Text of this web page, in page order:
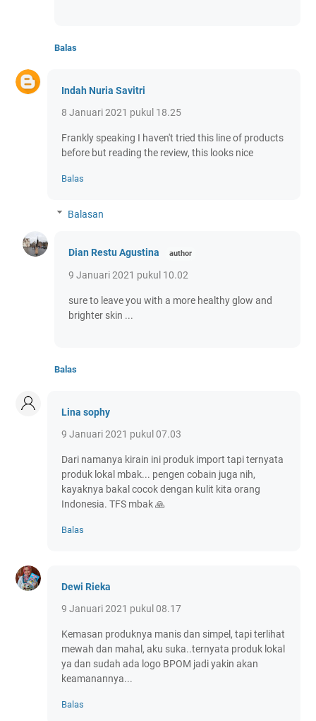
Balas
Indah Nuria Savitri
8 Januari 2021 pukul 18.25
Frankly speaking I haven't tried this line of products
before but reading the review, this looks nice
Balas
Balasan
Dian Restu Agustina
9 Januari 2021 pukul 10.02
sure to leave you with a more healthy glow and
brighter skin ...
Balas
Lina sophy
9 Januari 2021 pukul 07.03
Dari namanya kirain ini produk import tapi ternyata
produk lokal mbak... pengen cobain juga nih,
kayaknya bakal cocok dengan kulit kita orang
Indonesia. TFS mbak 🙏
Balas
Dewi Rieka
9 Januari 2021 pukul 08.17
Kemasan produknya manis dan simpel, tapi terlihat
mewah dan mahal, aku suka..ternyata produk lokal
ya dan sudah ada logo BPOM jadi yakin akan
keamanannya...
Balas